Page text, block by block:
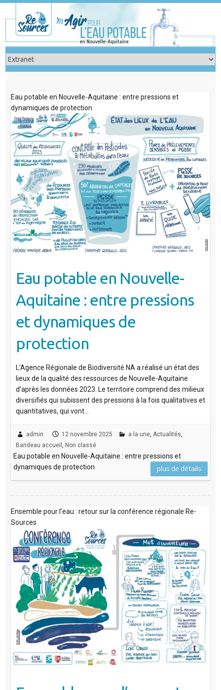
to
content
Eau potable en Nouvelle-Aquitaine : entre pressions et
dynamiques de protection
Eau potable en Nouvelle-
Aquitaine : entre pressions
et dynamiques de
protection
L’Agence Régionale de Biodiversité NA a réalisé un état des
lieux de la qualité des ressources de Nouvelle-Aquitaine
d’après les données 2023. Le territoire comprend des milieux
diversifiés qui subissent des pressions à la fois qualitatives et
quantitatives, qui vont…
admin 12 novembre 2025 a la une, Actualités,
Bandeau accueil , Non classé
Eau potable en Nouvelle-Aquitaine : entre pressions et
dynamiques de protection
plus de détails
Ensemble pour l’eau : retour sur la conférence régionale Re-
Sources